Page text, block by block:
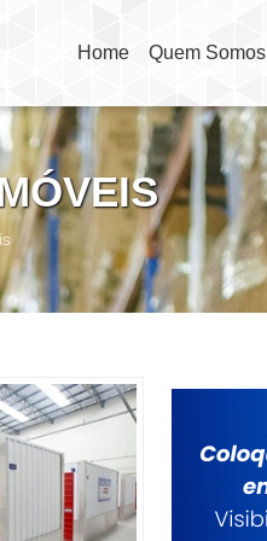
Home
(current)
Quem Somos